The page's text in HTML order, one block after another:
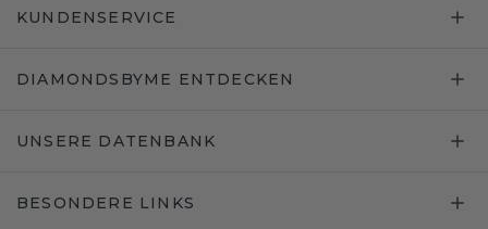
KUNDENSERVICE
DIAMONDSBYME ENTDECKEN
UNSERE DATENBANK
BESONDERE LINKS